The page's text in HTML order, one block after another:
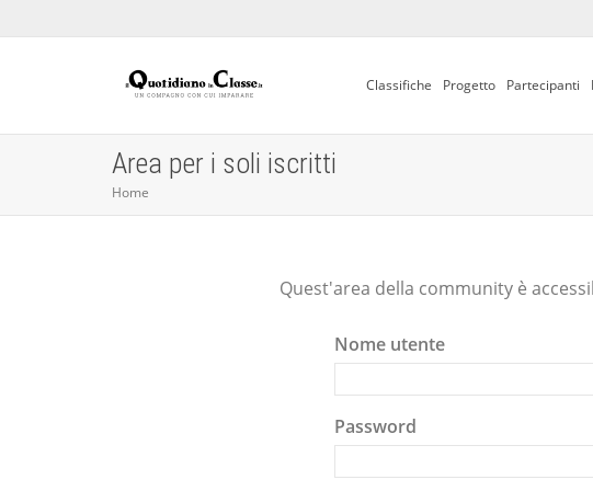
Classifiche Progetto Partecipanti
Area per i soli iscritti
Home
Quest'area della community è
Nome utente
Password